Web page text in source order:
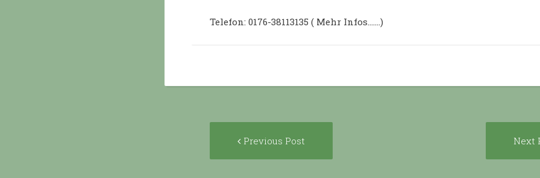
Telefon: 0176-38113135 ( Mehr Infos…….)
navigation
Previous Post Next